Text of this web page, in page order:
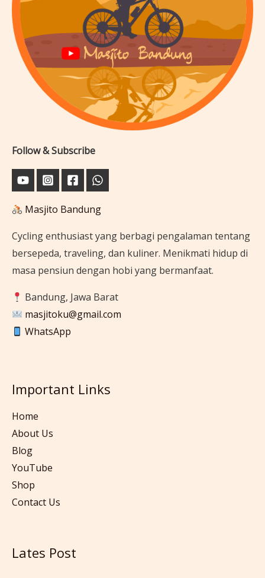
Follow & Subscribe
Masjito Bandung
Cycling enthusiast yang berbagi pengalaman tentang
bersepeda, traveling, dan kuliner. Menikmati hidup di
masa pensiun dengan hobi yang bermanfaat.
Bandung, Jawa Barat
masjitoku@gmail.com
WhatsApp
Important Links
Home
About Us
Blog
YouTube
Shop
Contact Us
Lates Post